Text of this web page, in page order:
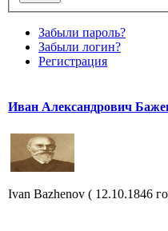
Забыли пароль?
Забыли логин?
Регистрация
Иван Александрович
Ivan Bazhenov ( 12.10.1846